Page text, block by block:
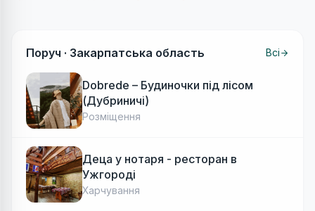
Поруч · Закарпатська область Всі
Dobrede – Будиночки під лісом
(Дубриничі)
Розміщення
Деца у нотаря - ресторан в
Ужгороді
Харчування